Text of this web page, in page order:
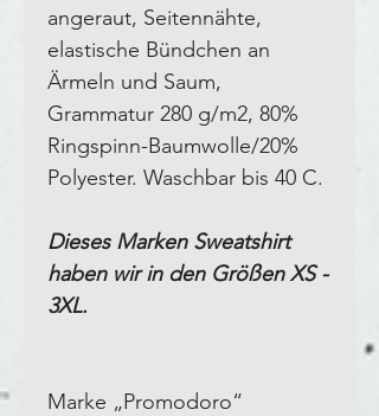
angeraut, Seitennähte,
elastische Bündchen an
Ärmeln und Saum,
Grammatur 280 g/m2, 80%
Ringspinn-Baumwolle/20%
Polyester. Waschbar bis 40 C.
Dieses Marken Sweatshirt
haben wir in den Größen XS -
3XL.
Marke „Promodoro“